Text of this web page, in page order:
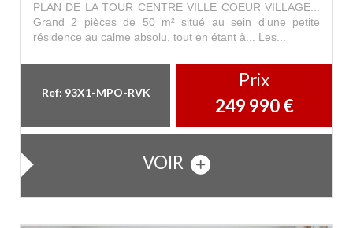
PLAN DE LA TOUR CENTRE VILLE COEUR VILLAGE...
Grand 2 pièces de 50 m² situé au sein d'une petite
résidence au calme absolu, tout en étant à... Les...
Ref: 93X1-MPO-RVK
Prix
249 990 €
VOIR